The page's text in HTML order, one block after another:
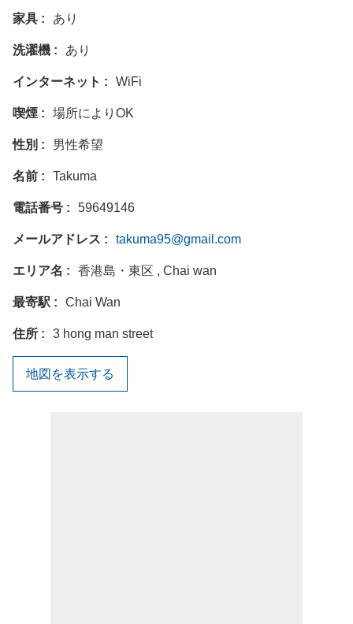
家具 あり
洗濯機 あり
インターネット WiFi
喫煙 場所によりOK
性別 男性希望
名前 Takuma
電話番号 59649146
メールアドレス takuma95@gmail.com
エリア名 香港島・東区 , Chai wan
最寄駅 Chai Wan
住所 3 hong man street
地図を表示する